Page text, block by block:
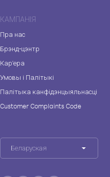
КАМПАНІЯ
Пра нас
Брэнд-цэнтр
Кар'ера
Умовы і Палітыкі
Палітыка канфідэнцыяльнасці
Customer Complaints Code
Беларуская